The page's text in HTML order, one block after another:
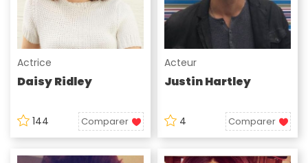
Actrice
Daisy Ridley
144 Comparer
Acteur
Justin Hartley
4 Comparer